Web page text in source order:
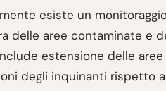
esiste un
delle aree contaminate e
estensione delle
degli inquinanti rispetto